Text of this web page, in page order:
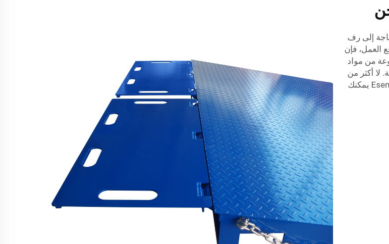
إلى رف
العمل، فإن
من مواد
لا أكثر من
الأنابيب الفوضوية، مع رفوف الأنابيب الخاصة بحاويات الشحن من Esen يمكنك